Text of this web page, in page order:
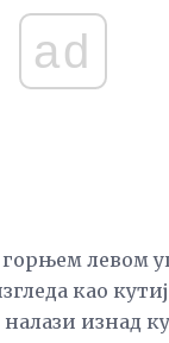
ad
левом
као
изнад